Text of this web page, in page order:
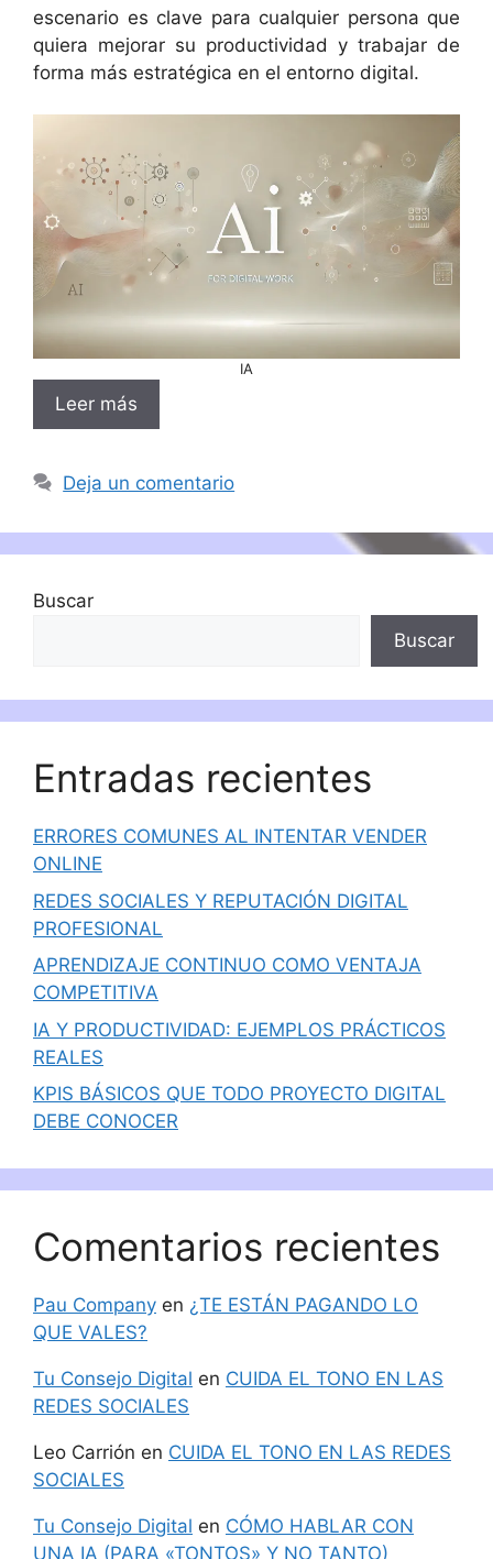
escenario es clave para cualquier persona que
quiera mejorar su productividad y trabajar de
forma más estratégica en el entorno digital.
IA
Leer más
Deja un comentario
Buscar
Buscar
Entradas recientes
ERRORES COMUNES AL INTENTAR VENDER
ONLINE
REDES SOCIALES Y REPUTACIÓN DIGITAL
PROFESIONAL
APRENDIZAJE CONTINUO COMO VENTAJA
COMPETITIVA
IA Y PRODUCTIVIDAD: EJEMPLOS PRÁCTICOS
REALES
KPIS BÁSICOS QUE TODO PROYECTO DIGITAL
DEBE CONOCER
Comentarios recientes
Pau Company en ¿TE ESTÁN PAGANDO LO
QUE VALES?
Tu Consejo Digital en CUIDA EL TONO EN LAS
REDES SOCIALES
Leo Carrión en CUIDA EL TONO EN LAS REDES
SOCIALES
Tu Consejo Digital en CÓMO HABLAR CON
UNA IA (PARA «TONTOS» Y NO TANTO)